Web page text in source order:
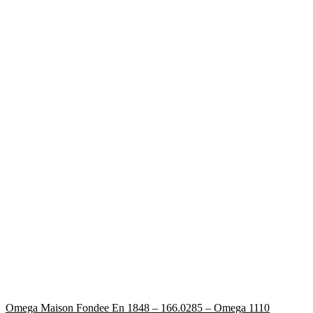
Omega Maison Fondee En 1848 – 166.0285 – Omega 1110